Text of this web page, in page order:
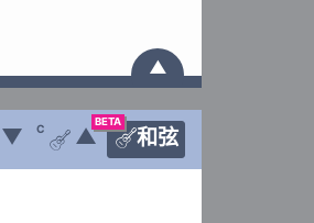
▲
BETA
和弦
▼ C
 ▲